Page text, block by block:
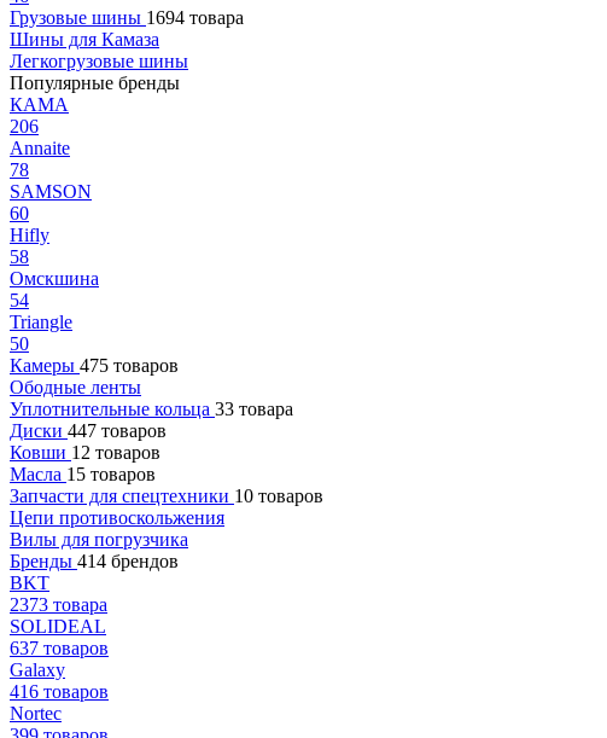
Грузовые шины 1694 товара
Шины для Камаза
Легкогрузовые шины
Популярные бренды
КАМА
206
Annaite
78
SAMSON
60
Hifly
58
Омскшина
54
Triangle
50
Камеры 475 товаров
Ободные ленты
Уплотнительные кольца 33 товара
Диски 447 товаров
Ковши 12 товаров
Масла 15 товаров
Запчасти для спецтехники 10 товаров
Цепи противоскольжения
Вилы для погрузчика
Бренды 414 брендов
BKT
2373 товара
SOLIDEAL
637 товаров
Galaxy
416 товаров
Nortec